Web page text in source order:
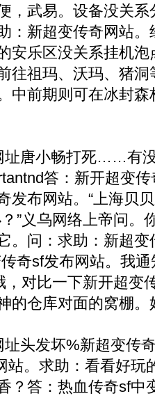
，武易。设备没关
：新超变传奇网站
安乐区没关系挂机
往祖玛、沃玛、猪
中前期则可在冰封
址唐小畅打死……有
答：新开超变
发布网站。“上海贝
”义乌网络上帝问。
。问：求助：新超变
奇sf发布网站。我
，对比一下新开超变
的仓库对面的窝棚
头发坏%新超变传
站。求助：看看好玩
？答：热血传奇sf中